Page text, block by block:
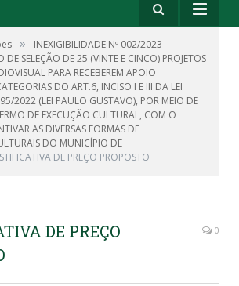
»
INEXIGIBILIDADE Nº 002/2023
DE SELEÇÃO DE 25 (VINTE E CINCO) PROJETOS
PARA RECEBEREM APOIO
DO ART.6, INCISO I E III DA LEI
2022 (LEI PAULO GUSTAVO), POR MEIO DE
DE EXECUÇÃO CULTURAL, COM O
AS DIVERSAS FORMAS DE
DO MUNICÍPIO DE
DE PREÇO PROPOSTO
DE PREÇO
0